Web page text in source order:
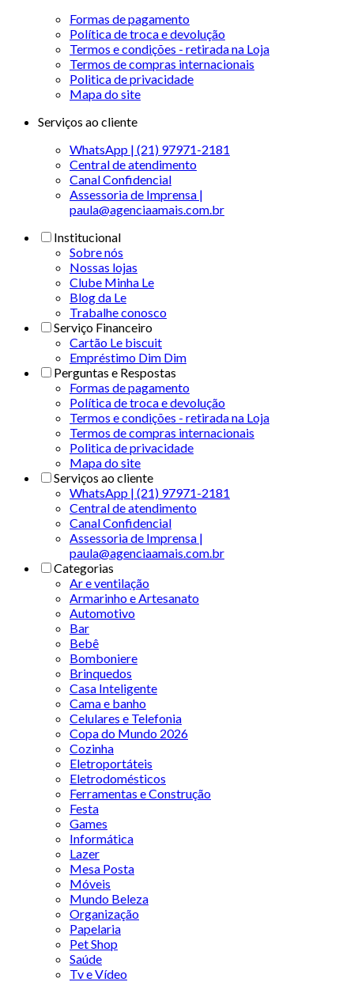
Formas de pagamento
Política de troca e devolução
Termos e condições - retirada na Loja
Termos de compras internacionais
Politica de privacidade
Mapa do site
Serviços ao cliente
WhatsApp | (21) 97971-2181
Central de atendimento
Canal Confidencial
Assessoria de Imprensa |
paula@agenciaamais.com.br
Institucional
Sobre nós
Nossas lojas
Clube Minha Le
Blog da Le
Trabalhe conosco
Serviço Financeiro
Cartão Le biscuit
Empréstimo Dim Dim
Perguntas e Respostas
Formas de pagamento
Política de troca e devolução
Termos e condições - retirada na Loja
Termos de compras internacionais
Politica de privacidade
Mapa do site
Serviços ao cliente
WhatsApp | (21) 97971-2181
Central de atendimento
Canal Confidencial
Assessoria de Imprensa |
paula@agenciaamais.com.br
Categorias
Ar e ventilação
Armarinho e Artesanato
Automotivo
Bar
Bebê
Bomboniere
Brinquedos
Casa Inteligente
Cama e banho
Celulares e Telefonia
Copa do Mundo 2026
Cozinha
Eletroportáteis
Eletrodomésticos
Ferramentas e Construção
Festa
Games
Informática
Lazer
Mesa Posta
Móveis
Mundo Beleza
Organização
Papelaria
Pet Shop
Saúde
Tv e Vídeo